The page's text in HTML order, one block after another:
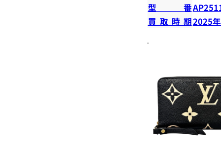
型番
買取時期2025